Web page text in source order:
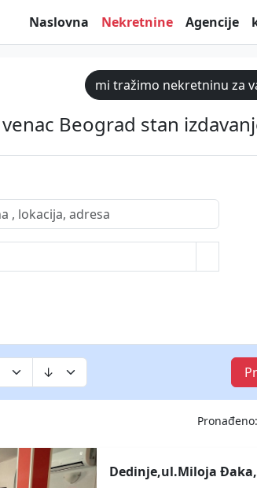
Naslovna Nekretnine Agencije
mi tražimo nekretninu za
venac Beograd stan
Dedinje,ul.Miloja Đaka,